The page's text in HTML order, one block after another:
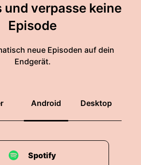
und verpasse keine
Episode
neue Episoden auf dein
Endgerät.
Android Desktop
Spotify